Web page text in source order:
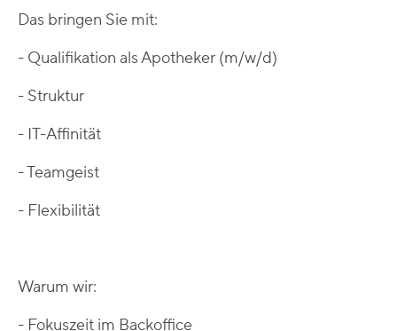
Das bringen Sie mit:
- Qualifikation als Apotheker (m/w/d)
- Struktur
- IT-Affinität
- Teamgeist
- Flexibilität
Warum wir:
- Fokuszeit im Backoffice